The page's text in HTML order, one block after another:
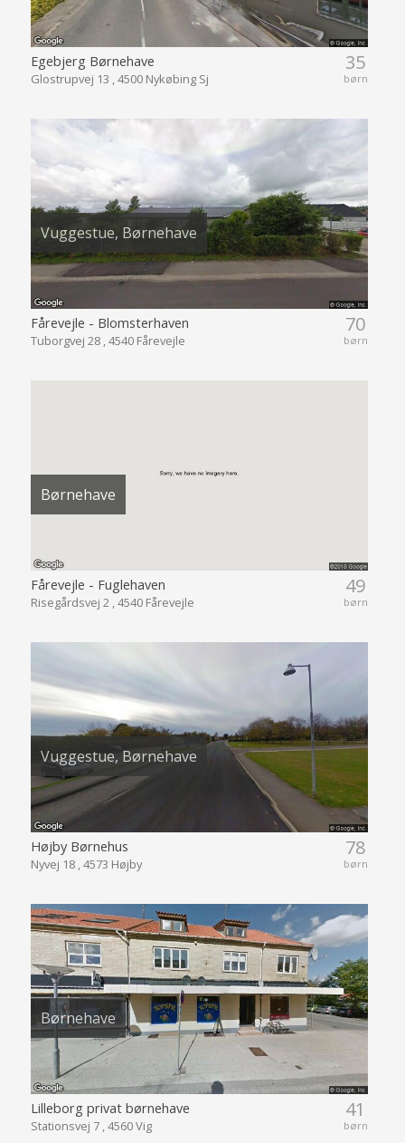
35
børn
Egebjerg Børnehave
Glostrupvej 13 , 4500 Nykøbing Sj
Vuggestue, Børnehave
70
børn
Fårevejle - Blomsterhaven
Tuborgvej 28 , 4540 Fårevejle
Børnehave
49
børn
Fårevejle - Fuglehaven
Risegårdsvej 2 , 4540 Fårevejle
Vuggestue, Børnehave
78
børn
Højby Børnehus
Nyvej 18 , 4573 Højby
Børnehave
41
børn
Lilleborg privat børnehave
Stationsvej 7 , 4560 Vig